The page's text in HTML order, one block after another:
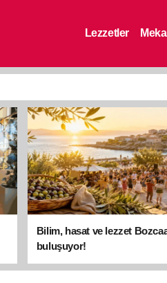
Lezzetler
Bilim, hasat ve lezzet
buluşuyor!